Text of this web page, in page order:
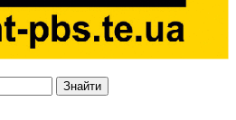
Знайти